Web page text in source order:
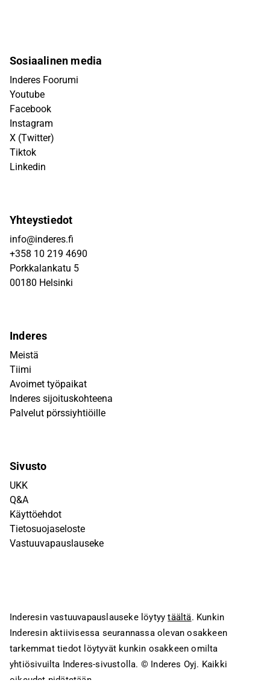
Sosiaalinen media
Inderes Foorumi
Youtube
Facebook
Instagram
X (Twitter)
Tiktok
Linkedin
Yhteystiedot
info@inderes.fi
+358 10 219 4690
Porkkalankatu 5
00180 Helsinki
Inderes
Meistä
Tiimi
Avoimet työpaikat
Inderes sijoituskohteena
Palvelut pörssiyhtiöille
Sivusto
UKK
Q&A
Käyttöehdot
Tietosuojaseloste
Vastuuvapauslauseke
Inderesin vastuuvapauslauseke löytyytäältä. Kunkin
Inderesin aktiivisessa seurannassa olevan osakkeen
tarkemmat tiedot löytyvät kunkin osakkeen omilta
yhtiösivuilta Inderes-sivustolla. © Inderes Oyj. Kaikki
oikeudet pidätetään.